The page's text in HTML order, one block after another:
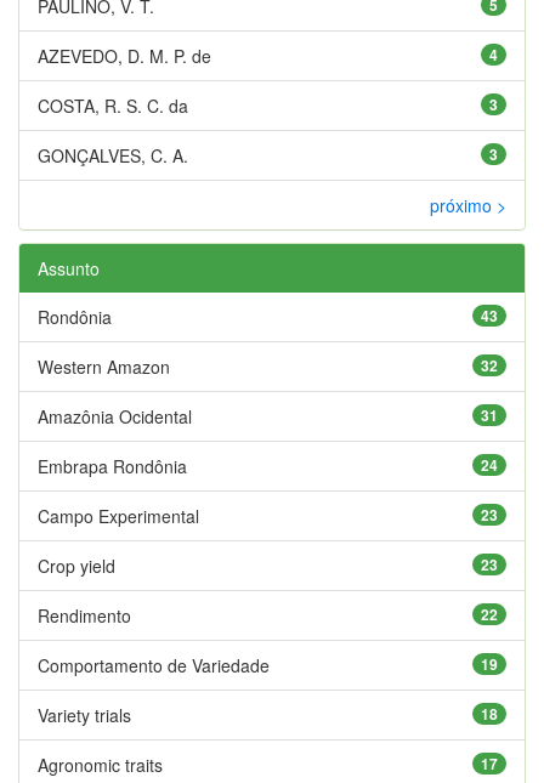
PAULINO, V. T.
4
AZEVEDO, D. M. P. de
3
COSTA, R. S. C. da
3
GONÇALVES, C. A.
próximo >
Assunto
43
Rondônia
32
Western Amazon
31
Amazônia Ocidental
24
Embrapa Rondônia
23
Campo Experimental
23
Crop yield
22
Rendimento
19
Comportamento de Variedade
18
Variety trials
17
Agronomic traits